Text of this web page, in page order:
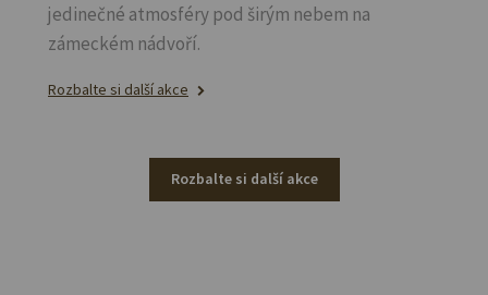
jedinečné atmosféry pod širým nebem na
zámeckém nádvoří.
Rozbalte si další akce
Rozbalte si další akce